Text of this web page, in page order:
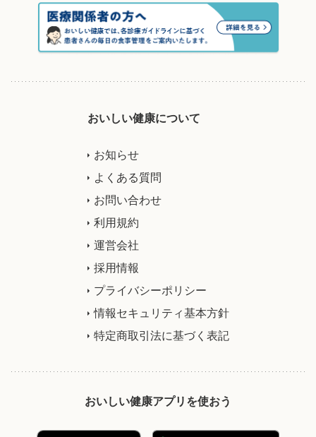
おいしい健康について
お知らせ
よくある質問
お問い合わせ
利用規約
運営会社
採用情報
プライバシーポリシー
情報セキュリティ基本方針
特定商取引法に基づく表記
おいしい健康アプリを使おう